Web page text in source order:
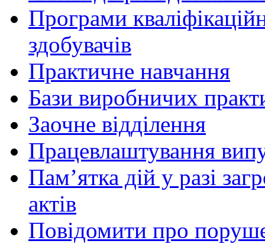
Програми
здобувачів
Практичне навчання
Бази виробничих
Заочне відділення
Працевлаштування
Пам’ятка дій у разі
актів
Повідомити про